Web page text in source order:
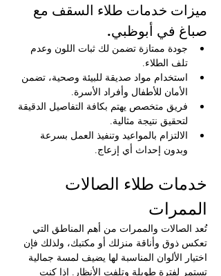
ميزات خدمات طلاء السقف مع
صباغ في أبوظبي.
جودة ممتازة تضمن لك ثبات اللون وعدم
تلف الطلاء.
استخدام مواد صديقة للبيئة وصحية، تضمن
الأمان للأطفال وأفراد الأسرة.
فريق متخصص يهتم بكافة التفاصيل الدقيقة
لتحقيق نتيجة مثالية.
الالتزام بالمواعيد وتنفيذ العمل بسرعة
وبدون إحداث أي إزعاج.
خدمات طلاء الصالات
الممرات
تُعد الصالات والممرات من أهم المناطق التي
تعكس ذوق وأناقة منزلك أو مكتبك، ولذلك فإن
اختيار الألوان المناسبة لها يضيف لمسة جمالية
تستمر لفترة طويلة وتلفت الأنظار. إذا كنت